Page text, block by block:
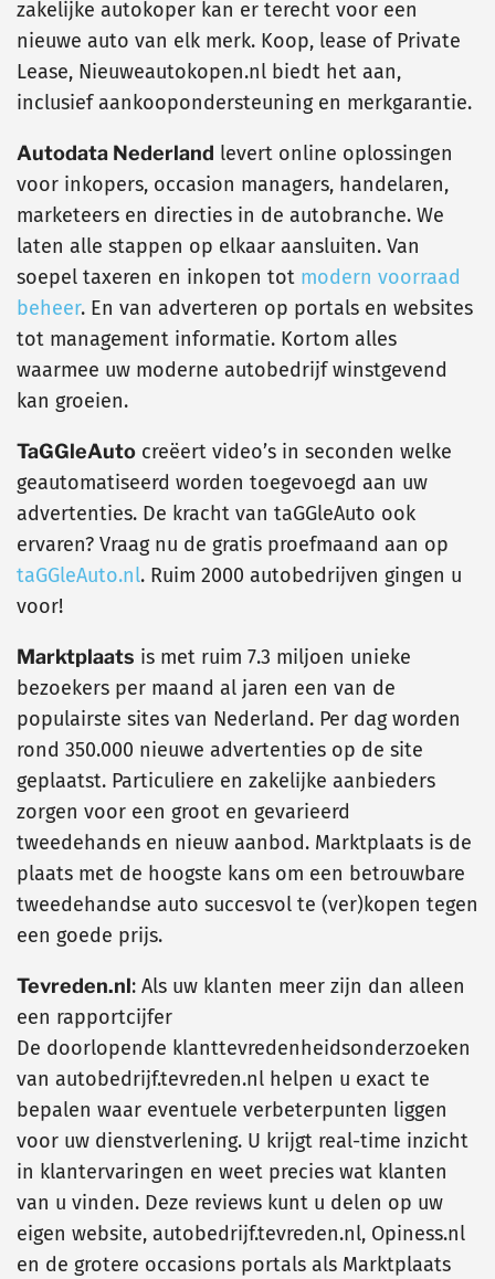
zakelijke autokoper kan er terecht voor een
nieuwe auto van elk merk. Koop, lease of Private
Lease, Nieuweautokopen.nl biedt het aan,
inclusief aankoopondersteuning en merkgarantie.
Autodata Nederland levert online oplossingen
voor inkopers, occasion managers, handelaren,
marketeers en directies in de autobranche. We
laten alle stappen op elkaar aansluiten. Van
soepel taxeren en inkopen tot modern voorraad
beheer. En van adverteren op portals en websites
tot management informatie. Kortom alles
waarmee uw moderne autobedrijf winstgevend
kan groeien.
TaGGleAuto creëert video’s in seconden welke
geautomatiseerd worden toegevoegd aan uw
advertenties. De kracht van taGGleAuto ook
ervaren? Vraag nu de gratis proefmaand aan op
taGGleAuto.nl. Ruim 2000 autobedrijven gingen u
voor!
Marktplaats is met ruim 7.3 miljoen unieke
bezoekers per maand al jaren een van de
populairste sites van Nederland. Per dag worden
rond 350.000 nieuwe advertenties op de site
geplaatst. Particuliere en zakelijke aanbieders
zorgen voor een groot en gevarieerd
tweedehands en nieuw aanbod. Marktplaats is de
plaats met de hoogste kans om een betrouwbare
tweedehandse auto succesvol te (ver)kopen tegen
een goede prijs.
Tevreden.nl: Als uw klanten meer zijn dan alleen
een rapportcijfer
De doorlopende klanttevredenheidsonderzoeken
van autobedrijf.tevreden.nl helpen u exact te
bepalen waar eventuele verbeterpunten liggen
voor uw dienstverlening. U krijgt real-time inzicht
in klantervaringen en weet precies wat klanten
van u vinden. Deze reviews kunt u delen op uw
eigen website, autobedrijf.tevreden.nl, Opiness.nl
en de grotere occasions portals als Marktplaats